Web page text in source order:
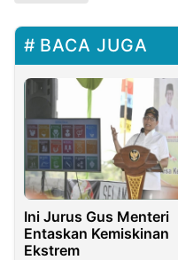
BACA JUGA
Ini Jurus Gus Menteri
Entaskan Kemiskinan
Ekstrem